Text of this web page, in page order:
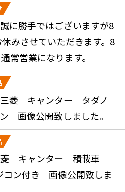
に勝手ではございますが8
みさせていただきます。8
常営業になります。
菱 キャンター タダノ
画像公開致しました。
菱 キャンター 積載車
ン付き 画像公開致しま